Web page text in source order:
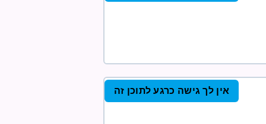
אין לך גישה כרגע לתוכן זה